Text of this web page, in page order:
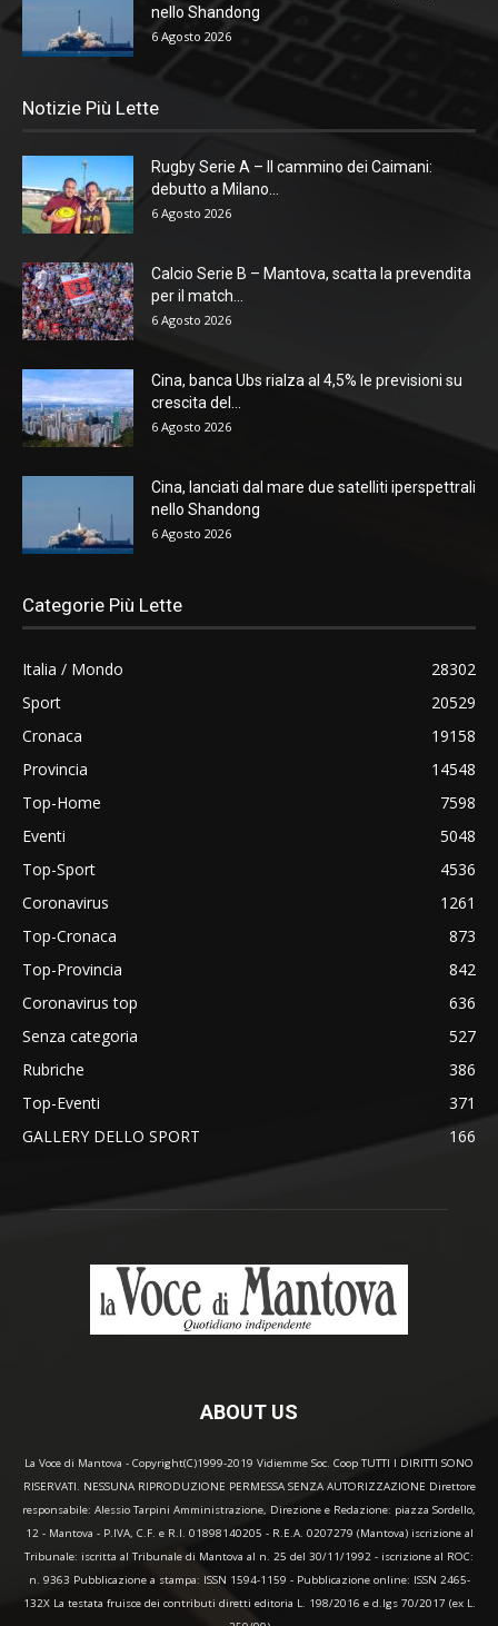
nello Shandong
6 Agosto 2026
Notizie Più Lette
Rugby Serie A – Il cammino dei Caimani:
debutto a Milano...
6 Agosto 2026
Calcio Serie B – Mantova, scatta la prevendita
per il match...
6 Agosto 2026
Cina, banca Ubs rialza al 4,5% le previsioni su
crescita del...
6 Agosto 2026
Cina, lanciati dal mare due satelliti iperspettrali
nello Shandong
6 Agosto 2026
Categorie Più Lette
Italia / Mondo
28302
Sport
20529
Cronaca
19158
Provincia
14548
Top-Home
7598
Eventi
5048
Top-Sport
4536
Coronavirus
1261
Top-Cronaca
873
Top-Provincia
842
Coronavirus top
636
Senza categoria
527
Rubriche
386
Top-Eventi
371
GALLERY DELLO SPORT
166
ABOUT US
La Voce di Mantova - Copyright(C)1999-2019 Vidiemme Soc. Coop TUTTI I DIRITTI SONO
RISERVATI. NESSUNA RIPRODUZIONE PERMESSA SENZA AUTORIZZAZIONE Direttore
responsabile: Alessio Tarpini Amministrazione, Direzione e Redazione: piazza Sordello,
12 - Mantova - P.IVA, C.F. e R.I. 01898140205 - R.E.A. 0207279 (Mantova) iscrizione al
Tribunale: iscritta al Tribunale di Mantova al n. 25 del 30/11/1992 - iscrizione al ROC:
n. 9363 Pubblicazione a stampa: ISSN 1594-1159 - Pubblicazione online: ISSN 2465-
132X La testata fruisce dei contributi diretti editoria L. 198/2016 e d.lgs 70/2017 (ex L.